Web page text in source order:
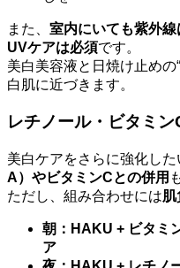
また、 室内にいても紫外
UVケアは必須です。
美白美容液と日焼け止めの
白肌に近づきます。
レチノール・ビタミ
美白ケアをさらに強化した
A）やビタミンCとの併用
ただし、組み合わせには肌
朝：HAKU + ビタミ
ア